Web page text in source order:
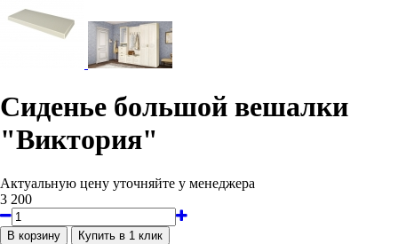
Сиденье большой вешалки
"Виктория"
Актуальную цену уточняйте у менеджера
3 200